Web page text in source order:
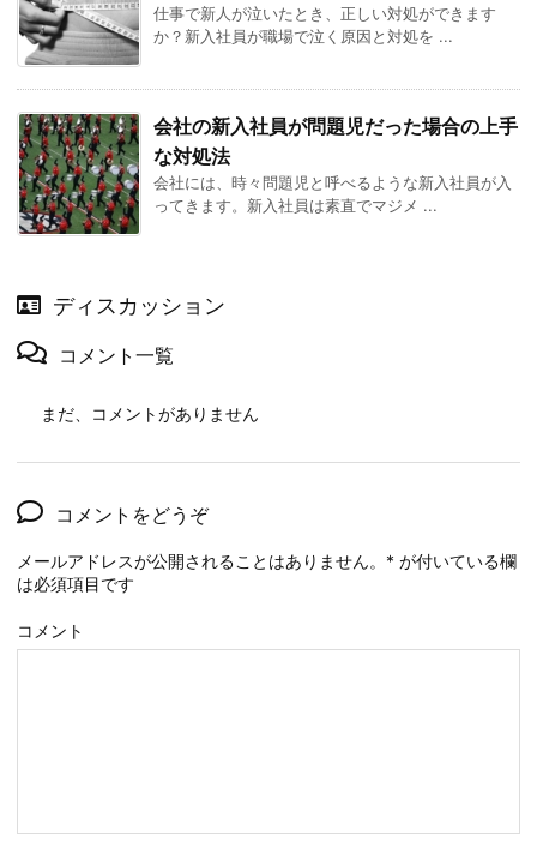
仕事で新人が泣いたとき、正しい対処ができます
か？新入社員が職場で泣く原因と対処を ...
会社の新入社員が問題児だった場合の上手
な対処法
会社には、時々問題児と呼べるような新入社員が入
ってきます。新入社員は素直でマジメ ...
ディスカッション
コメント一覧
まだ、コメントがありません
コメントをどうぞ
メールアドレスが公開されることはありません。 * が付いている欄
は必須項目です
コメント